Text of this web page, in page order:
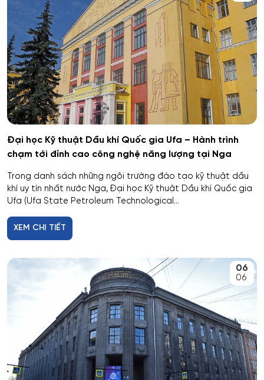
Công tác xã hội (hướng thanh niên)
Cơ học và mô hình toán học
Cơ học ứng dụng
Cơ khí
Cơ nhiệt máy bay và vũ trụ
Cơ sở hạ tầng nhà ở và xã hội
Cơ điện tử và Robotics
Cấp nước và xử lý nước thải đô thị - công nghiệp
Di truyền học
Du lịch nghỉ dưỡng và hoạt động giải trí
Đại học Kỹ thuật Dầu khí Quốc gia Ufa – Hành trình
chạm tới đỉnh cao công nghệ năng lượng tại Nga
Trong danh sách những ngôi trường đào tạo kỹ thuật dầu
khí uy tín nhất nước Nga, Đại học Kỹ thuật Dầu khí Quốc gia
Ufa (Ufa State Petroleum Technological...
XEM CHI TIẾT
06
06